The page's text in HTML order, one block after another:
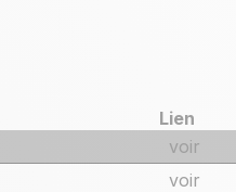
Lien
voir
voir